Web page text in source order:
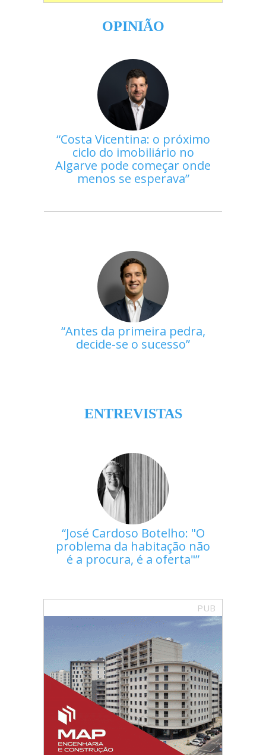
OPINIÃO
Costa Vicentina: o próximo
ciclo do imobiliário no
Algarve pode começar onde
menos se esperava
Antes da primeira pedra,
decide-se o sucesso
ENTREVISTAS
José Cardoso Botelho: "O
problema da habitação não
é a procura, é a oferta"
PUB